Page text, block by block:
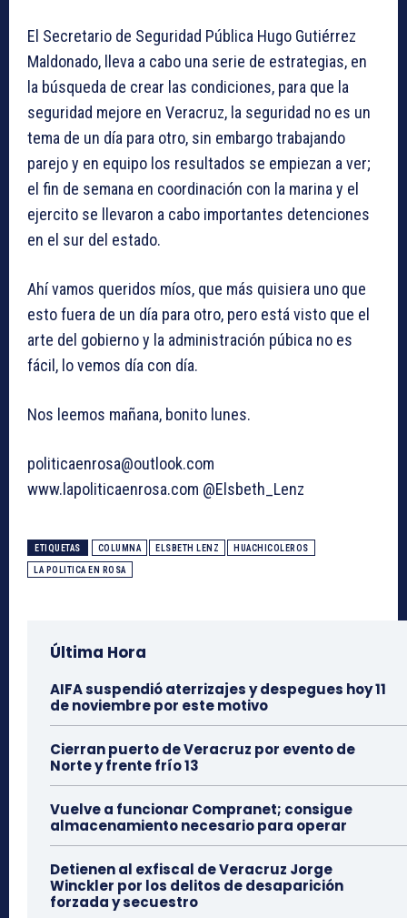
El Secretario de Seguridad Pública Hugo Gutiérrez
Maldonado, lleva a cabo una serie de estrategias, en
la búsqueda de crear las condiciones, para que la
seguridad mejore en Veracruz, la seguridad no es un
tema de un día para otro, sin embargo trabajando
parejo y en equipo los resultados se empiezan a ver;
el fin de semana en coordinación con la marina y el
ejercito se llevaron a cabo importantes detenciones
en el sur del estado.
Ahí vamos queridos míos, que más quisiera uno que
esto fuera de un día para otro, pero está visto que el
arte del gobierno y la administración púbica no es
fácil, lo vemos día con día.
Nos leemos mañana, bonito lunes.
politicaenrosa@outlook.com
www.lapoliticaenrosa.com @Elsbeth_Lenz
ETIQUETAS COLUMNA ELSBETH LENZ HUACHICOLEROS
LA POLITICA EN ROSA
Última Hora
AIFA suspendió aterrizajes y despegues hoy 11
de noviembre por este motivo
Cierran puerto de Veracruz por evento de
Norte y frente frío 13
Vuelve a funcionar Compranet; consigue
almacenamiento necesario para operar
Detienen al exfiscal de Veracruz Jorge
Winckler por los delitos de desaparición
forzada y secuestro